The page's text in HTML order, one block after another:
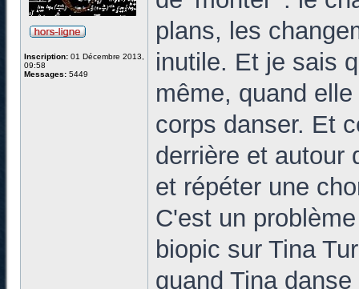
Inscription: 01 Décembre 2013,
09:58
Messages: 5449
plans, les
inutile. Et je sais
même, quand
corps danser. Et
derrière et autour
et répéter une
C'est un
biopic sur Tina
quand Tina